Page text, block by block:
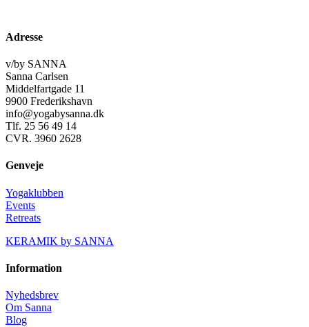
Adresse
v/by SANNA
Sanna Carlsen
Middelfartgade 11
9900 Frederikshavn
info@yogabysanna.dk
Tlf. 25 56 49 14
CVR. 3960 2628
Genveje
Yogaklubben
Events
Retreats
KERAMIK by SANNA
Information
Nyhedsbrev
Om Sanna
Blog